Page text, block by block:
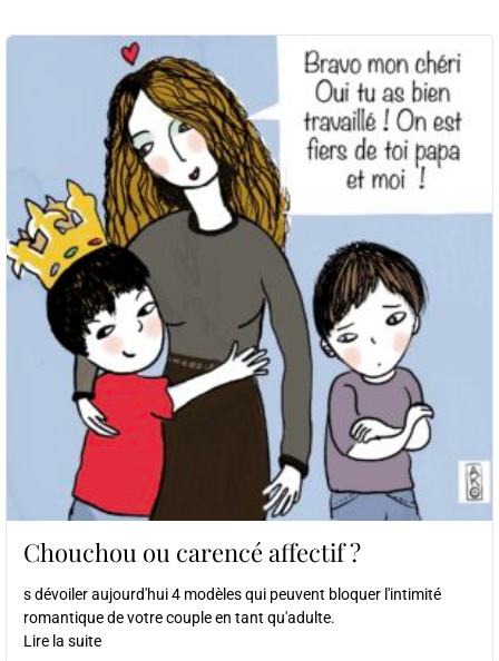
Chouchou ou carencé affectif ?
s dévoiler aujourd'hui 4 modèles qui peuvent bloquer l'intimité
romantique de votre couple en tant qu'adulte.
Lire la suite